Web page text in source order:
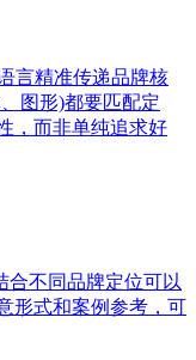
言精准传递品牌核
图形)都要匹配定
，而非单纯追求好
合不同品牌定位可以
形式和案例参考，可